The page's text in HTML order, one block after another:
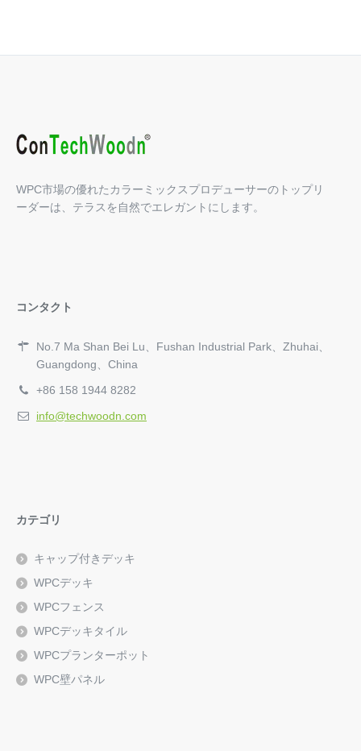
WPC市場の優れたカラーミックスプロデューサーのトップリ
ーダーは、テラスを自然でエレガントにします。
コンタクト
No.7 Ma Shan Bei Lu、Fushan Industrial Park、Zhuhai、
Guangdong、China
+86 158 1944 8282
info@techwoodn.com
カテゴリ
キャップ付きデッキ
WPCデッキ
WPCフェンス
WPCデッキタイル
WPCプランターポット
WPC壁パネル